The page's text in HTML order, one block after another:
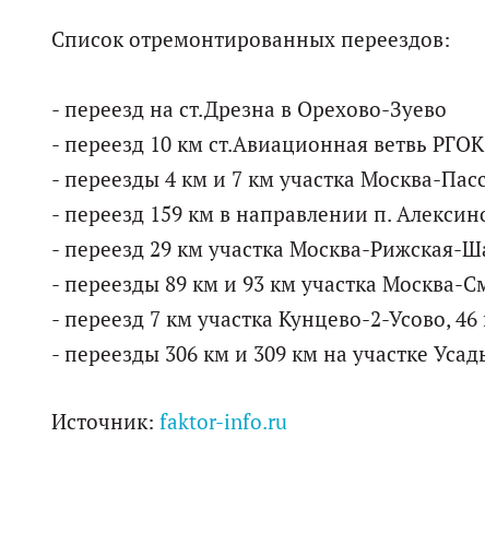
Список отремонтированных переездов:
- переезд на ст.Дрезна в Орехово-Зуево
- переезд 10 км ст.Авиационная ветвь
- переезды 4 км и 7 км участка Москва-
- переезд 159 км в направлении п.
- переезд 29 км участка Москва-Рижская-
- переезды 89 км и 93 км участка Москва-
- переезд 7 км участка Кунцево-2-Усово,
- переезды 306 км и 309 км на участке
Источник: faktor-info.ru